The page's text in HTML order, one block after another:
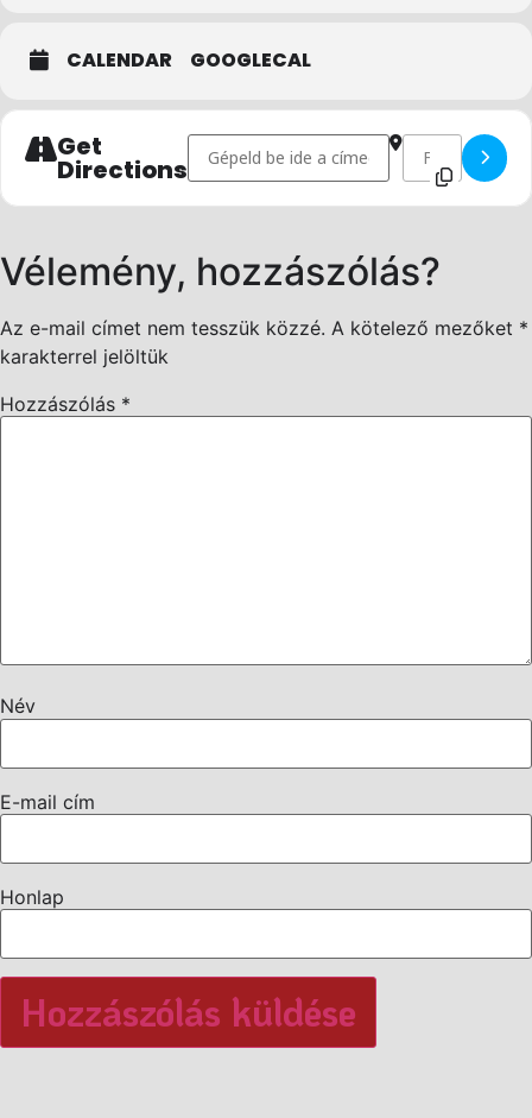
Üdvözlettel,
Geri
CALENDAR GOOGLECAL
Get
Directions
Address - Istentisztelet - December []
Destination
Vélemény, hozzászólás?
Az e-mail címet nem tesszük közzé. A kötelező mezőket *
karakterrel jelöltük
Hozzászólás *
Név
E-mail cím
Honlap